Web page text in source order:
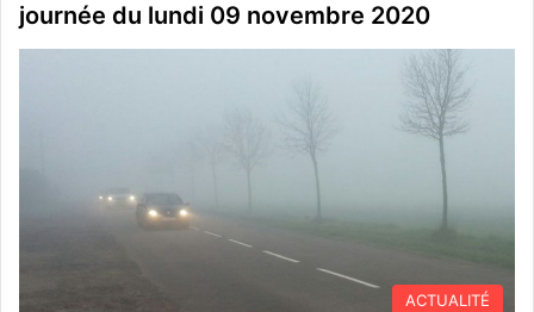
journée du lundi 09 novembre 2020
ACTUALITÉ